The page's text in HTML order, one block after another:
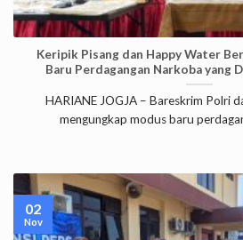
Keripik Pisang dan Happy Water
Baru Perdagangan Narkoba yang
HARIANE JOGJA – Bareskrim Polri
mengungkap modus baru
02
Nov